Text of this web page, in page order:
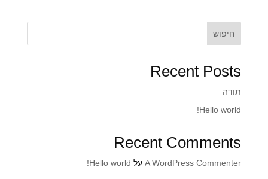
חיפוש
Recent Posts
תודה
Hello world!
Recent Comments
A WordPress Commenterעל Hello world!